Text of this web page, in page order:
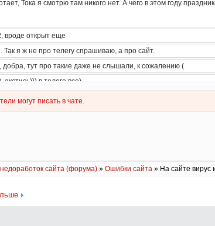
сайта (форума)» Ошибки сайта » На сайте вирус